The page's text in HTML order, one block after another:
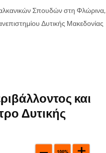
Σπουδών στη Φλώρινα,
Δυτικής Μακεδονίας
και
Δυτικής